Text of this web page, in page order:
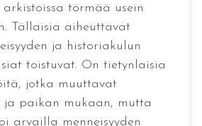
törmää usein
Tällaisia aiheuttavat
ja historiakulun
toistuvat. On tietynlaisia
jotka muuttavat
ja paikan mukaan, mutta
arvailla menneisyyden